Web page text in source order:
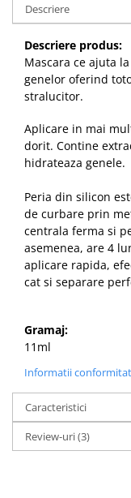
Descriere
Descriere produs:
Mascara ce ajuta
genelor oferind
stralucitor.
Aplicare in mai
dorit. Contine
hidrateaza genele.
Peria din silicon
de curbare prin
centrala ferma si
asemenea, are 4
aplicare rapida,
cat si separare
Gramaj:
11ml
Informatii
Caracteristici
Review-uri(3)